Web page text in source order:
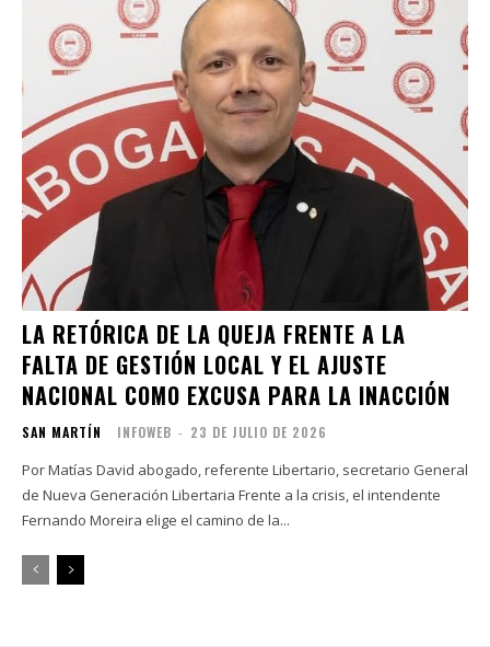
LA RETÓRICA DE LA QUEJA FRENTE A LA
FALTA DE GESTIÓN LOCAL Y EL AJUSTE
NACIONAL COMO EXCUSA PARA LA INACCIÓN
SAN MARTÍN INFOWEB - 23 DE JULIO DE 2026
Por Matías David abogado, referente Libertario, secretario General
de Nueva Generación Libertaria Frente a la crisis, el intendente
Fernando Moreira elige el camino de la...